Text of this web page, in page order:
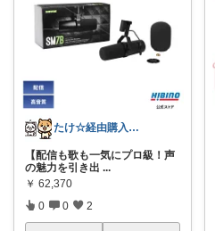
たけ☆経由購入感謝します！ありがとう！☆
【配信も歌も一気にプロ級！声
の魅力を引き出 ...
￥ 62,370
0 0 2